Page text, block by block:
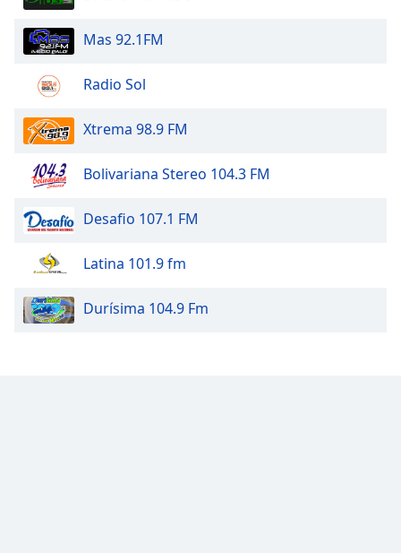
Mas 92.1FM
Radio Sol
Xtrema 98.9 FM
Bolivariana Stereo 104.3 FM
Desafio 107.1 FM
Latina 101.9 fm
Durísima 104.9 Fm